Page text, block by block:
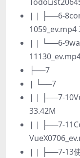
| | ├──6-
1059_ev.mp4
| | └──6-
├──7
| └──7
| | ├──7-
33.42M
| | ├──7-
| | ├──7-13